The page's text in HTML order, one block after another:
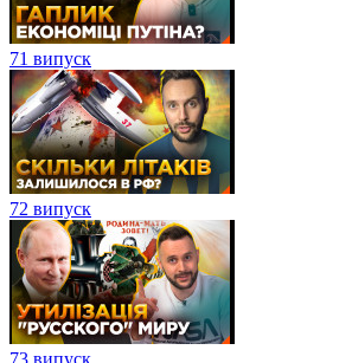
71 випуск
72 випуск
73 випуск